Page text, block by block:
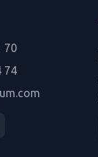
70
74